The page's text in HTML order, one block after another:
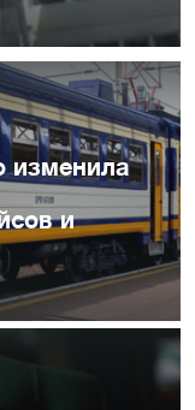
изменила
и